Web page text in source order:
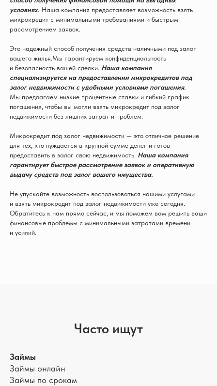
условиях. Наша компания предоставляет возможность взять
микрокредит с минимальными требованиями и быстрым
рассмотрением заявок.
Это надежный способ получения средств наличными под залог
вашего жилья.Мы гарантируем конфиденциальность
и безопасность вашей сделки. Наша компания
специализируется на предоставлении микрокредитов под
залог недвижимости с удобными условиями погашения.
Мы предлагаем низкие процентные ставки и гибкий график
погашения, чтобы вы могли взять микрокредит под залог
недвижимости без лишних затрат и проблем.
Микрокредит под залог недвижимости — это отличное решение
для тех, кто нуждается в крупной сумме денег и готов
предоставить в залог свою недвижимость. Наша компания
гарантирует быстрое рассмотрение заявок и оперативную
выдачу средств под залог вашего имущества.
Не упускайте возможность воспользоваться нашими услугами
и взять микрокредит под залог недвижимости уже сегодня.
Обратитесь к нам прямо сейчас, и мы поможем вам решить ваши
финансовые проблемы с минимальными затратами времени
и усилий.
Часто ищут
Займы
Займы онлайн
Займы по срокам